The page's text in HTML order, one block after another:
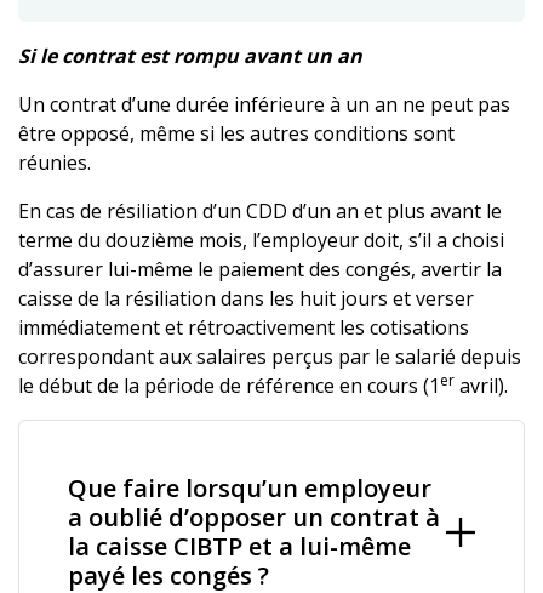
Si le contrat est rompu avant un an
Un contrat d’une durée inférieure à un an ne peut pas
être opposé, même si les autres conditions sont
réunies.
En cas de résiliation d’un CDD d’un an et plus avant le
terme du douzième mois, l’employeur doit, s’il a choisi
d’assurer lui-même le paiement des congés, avertir la
caisse de la résiliation dans les huit jours et verser
immédiatement et rétroactivement les cotisations
correspondant aux salaires perçus par le salarié depuis
le début de la période de référence en cours (1 er avril).
Que faire lorsqu’un employeur
a oublié d’opposer un contrat à
la caisse CIBTP et a lui-même
payé les congés ?